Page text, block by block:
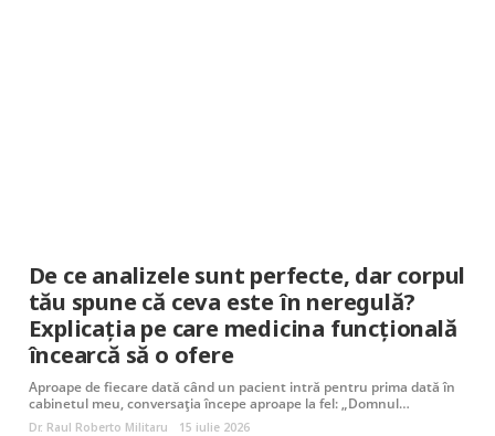
De ce analizele sunt perfecte, dar corpul
tău spune că ceva este în neregulă?
Explicația pe care medicina funcțională
încearcă să o ofere
Aproape de fiecare dată când un pacient intră pentru prima dată în
cabinetul meu, conversația începe aproape la fel: „Domnul…
Dr. Raul Roberto Militaru 15 iulie 2026